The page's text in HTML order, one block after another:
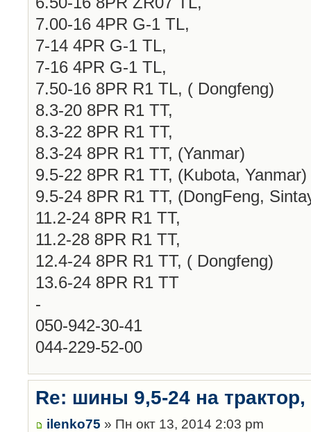
7.00-16 4PR G-1 TL,
7-14 4PR G-1 TL,
7-16 4PR G-1 TL,
7.50-16 8PR R1 TL, ( Dongfeng)
8.3-20 8PR R1 TT,
8.3-22 8PR R1 TT,
8.3-24 8PR R1 TT, (Yanmar)
9.5-22 8PR R1 TT, (Kubota, Yanmar)
9.5-24 8PR R1 TT, (DongFeng,
11.2-24 8PR R1 TT,
11.2-28 8PR R1 TT,
12.4-24 8PR R1 TT, ( Dongfeng)
13.6-24 8PR R1 TT
-
050-942-30-41
044-229-52-00
Re: шины 9,5-24 на трактор,
ilenko75 » Пн окт 13, 2014 2:03 pm